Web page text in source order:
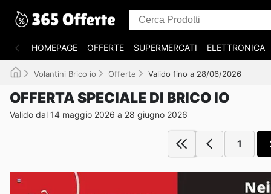
HOMEPAGE OFFERTE SUPERMERCATI ELETTRONICA
Volantini Brico io Offerte Valido fino a 28/06/2026
OFFERTA SPECIALE DI BRICO IO
Valido dal 14 maggio 2026 a 28 giugno 2026
1